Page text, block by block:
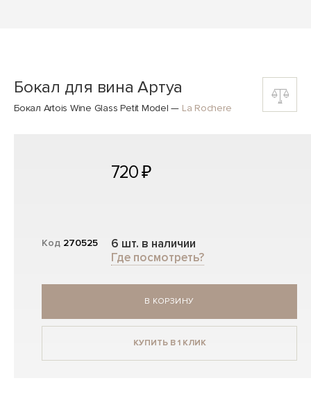
Бокал для вина Артуа
Бокал Artois Wine Glass Petit Model — La Rochere
Код 270525
720 ₽
6 шт. в наличии
Где посмотреть?
В КОРЗИНУ
КУПИТЬ В 1 КЛИК